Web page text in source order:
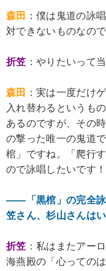
森田
：僕は鬼道の詠
対できないものなの
折笠 ：やりたいって
森田
：実は一度だけ
入れ替わるというも
あるのですが、その
の撃った唯一の鬼道
棺」ですね。「爬行
ので詠唱したいです！
――「黒棺」の完全詠
笠さん、杉山さんは
折笠 ：私はまたアー
海燕殿の「心っての